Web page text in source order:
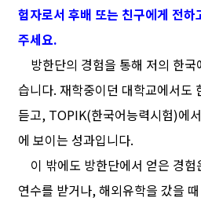
험자로서 후배 또는 친구에게 전하
주세요.
방한단의 경험을 통해 저의 한국
습니다. 재학중이던 대학교에서도
듣고, TOPIK(한국어능력시험)에
에 보이는 성과입니다.
이 밖에도 방한단에서 얻은 경험
연수를 받거나, 해외유학을 갔을